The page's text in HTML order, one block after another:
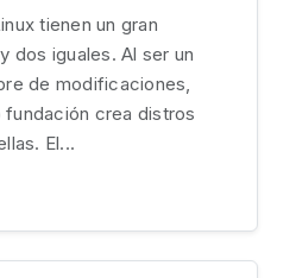
tienen un gran
dos iguales. Al ser un
de modificaciones,
crea distros
El...